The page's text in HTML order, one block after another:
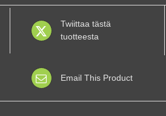
Twiittaa tästä
tuotteesta
Email This Product